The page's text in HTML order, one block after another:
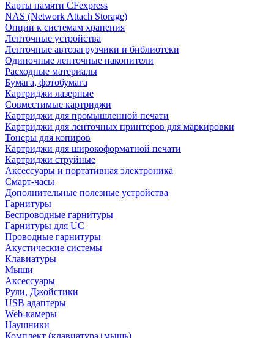
Карты памяти CFexpress
NAS (Network Attach Storage)
Опции к системам хранения
Ленточные устройства
Ленточные автозагрузчики и библиотеки
Одиночные ленточные накопители
Расходные материалы
Бумага, фотобумага
Картриджи лазерные
Совместимые картриджи
Картриджи для промышленной печати
Картриджи для ленточных принтеров для маркировки
Тонеры для копиров
Картриджи для широкоформатной печати
Картриджи струйные
Аксессуары и портативная электроника
Смарт-часы
Дополнительные полезные устройства
Гарнитуры
Беспроводные гарнитуры
Гарнитуры для UC
Проводные гарнитуры
Акустические системы
Клавиатуры
Мыши
Аксессуары
Рули, Джойстики
USB адаптеры
Web-камеры
Наушники
Комплект (клавиатура+мышь)